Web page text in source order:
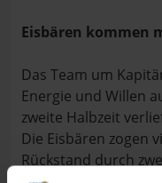
Eisbären kommen
Das Team um
Energie und Willen
zweite Halbzeit
Die Eisbären zogen
Rückstand durch